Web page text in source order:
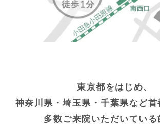
東京都をはじめ、
神奈川県・埼玉県・千葉県など首
多数ご来院いただいている